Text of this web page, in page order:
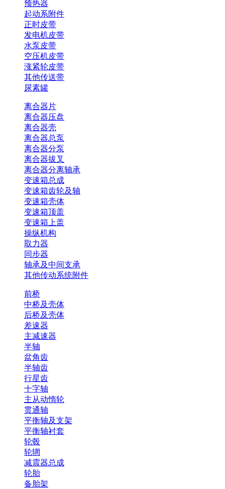
预热器
起动系附件
正时皮带
发电机皮带
水泵皮带
空压机皮带
涨紧轮皮带
其他传送带
尿素罐
离合器片
离合器压盘
离合器壳
离合器总泵
离合器分泵
离合器拔叉
离合器分离轴承
变速箱总成
变速箱齿轮及轴
变速箱壳体
变速箱顶盖
变速箱上盖
操纵机构
取力器
同步器
轴承及中间支承
其他传动系统附件
前桥
中桥及壳体
后桥及壳体
差速器
主减速器
半轴
盆角齿
半轴齿
行星齿
十字轴
主从动惰轮
贯通轴
平衡轴及支架
平衡轴衬套
轮毂
轮辋
减震器总成
轮胎
备胎架